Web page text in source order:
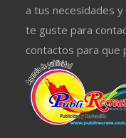
a tus necesidades
te guste para
contactos para que